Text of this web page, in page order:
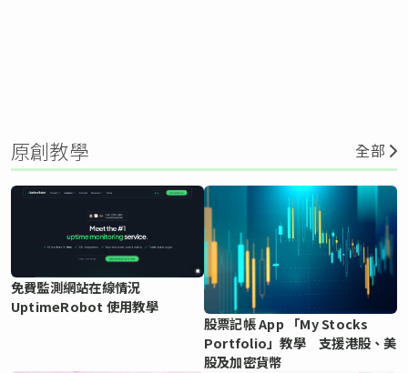
原創教學 全部
免費監測網站在線情況
UptimeRobot 使用教學
股票記帳 App 「My Stocks
Portfolio」教學 支援港股、美
股及加密貨幣